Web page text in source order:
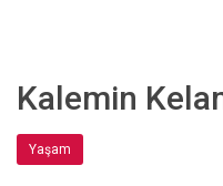
Kalemin
Yaşam